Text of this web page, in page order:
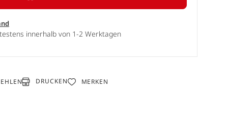
innerhalb von 1-2 Werktagen
DRUCKEN MERKEN